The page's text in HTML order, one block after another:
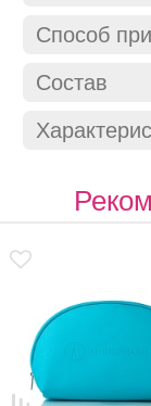
Способ
Состав